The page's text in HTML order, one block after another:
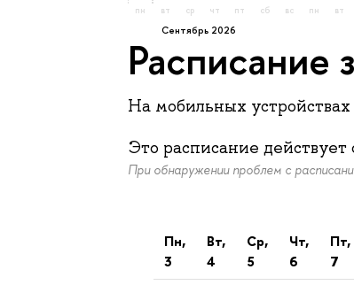
пн
сентябрь 2026
вт ср чт пт сб вс пн вт
Расписание
На мобильных
Это расписание действует
При обнаружении проблем с
пн,
3
вт,
4
ср,
5
чт,
6
пт,
7